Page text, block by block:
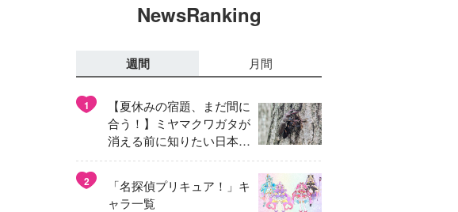
NewsRanking
週間 月間
1
【夏休みの宿題、まだ間に
合う！】ミヤマクワガタが
消える前に知りたい日本の
異変
2
「名探偵プリキュア！」キ
ャラ一覧